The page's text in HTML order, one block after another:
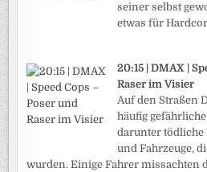
seiner selbst
etwas für
20:15 | DMAX |
Raser im Visier
Auf den Straßen
häufig
darunter
und Fahrzeuge,
wurden. Einige Fahrer missachten